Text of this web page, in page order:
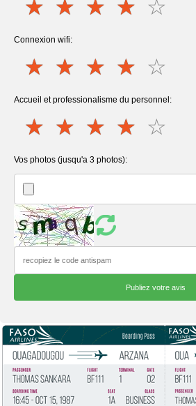
Connexion wifi:
Accueil et professionalisme du personnel:
Vos photos (jusqu'a 3 photos):